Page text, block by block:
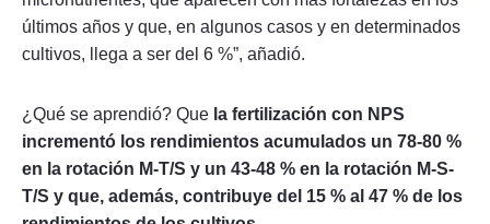
últimos años y que, en algunos casos y en determinados
cultivos, llega a ser del 6 %”, añadió.
¿Qué se aprendió? Que la fertilización con NPS
incrementó los rendimientos acumulados un 78-80 %
en la rotación M-T/S y un 43-48 % en la rotación M-S-
T/S y que, además, contribuye del 15 % al 47 % de los